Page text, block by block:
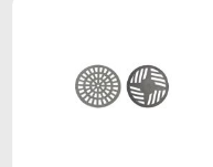
Ferramentas